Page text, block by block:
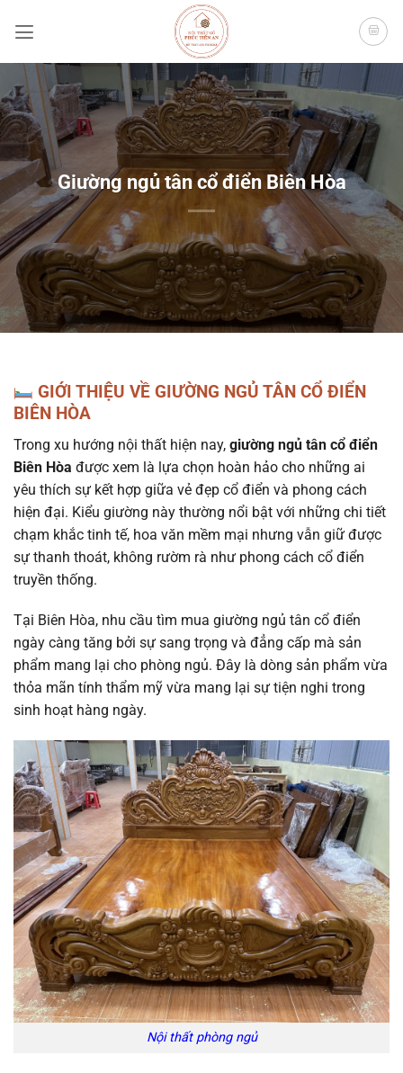
qua
dung
Giường ngủ tân cổ điển Biên Hòa
GIỚI THIỆU VỀ GIƯỜNG NGỦ TÂN CỔ ĐIỂN
BIÊN HÒA
Trong xu hướng nội thất hiện nay, giường ngủ tân cổ điển
Biên Hòa được xem là lựa chọn hoàn hảo cho những ai
yêu thích sự kết hợp giữa vẻ đẹp cổ điển và phong cách
hiện đại. Kiểu giường này thường nổi bật với những chi tiết
chạm khắc tinh tế, hoa văn mềm mại nhưng vẫn giữ được
sự thanh thoát, không rườm rà như phong cách cổ điển
truyền thống.
Tại Biên Hòa, nhu cầu tìm mua giường ngủ tân cổ điển
ngày càng tăng bởi sự sang trọng và đẳng cấp mà sản
phẩm mang lại cho phòng ngủ. Đây là dòng sản phẩm vừa
thỏa mãn tính thẩm mỹ vừa mang lại sự tiện nghi trong
sinh hoạt hàng ngày.
Nội thất phòng ngủ